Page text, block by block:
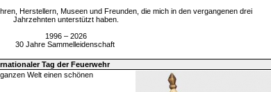
Herstellern, Museen und Freunden, die mich in den vergangenen drei
Jahrzehnten unterstützt haben.
1996 – 2026
30 Jahre Sammelleidenschaft
Tag der Feuerwehr
Welt einen schönen